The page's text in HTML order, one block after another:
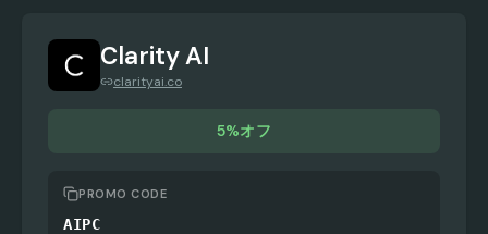
Clarity AI
clarityai.co
5%オフ
PROMO CODE
AIPC